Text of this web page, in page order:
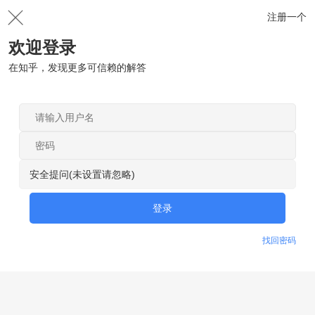
注册一个
欢迎登录
在知乎，发现更多可信赖的解答
安全提问(未设置请忽略)
登录
找回密码